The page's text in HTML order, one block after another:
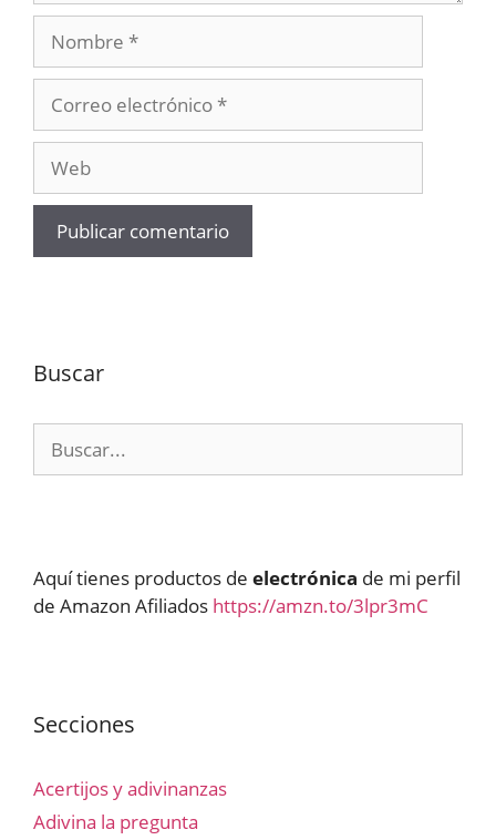
Nombre
electrónico
Buscar
Aquí tienes productos de electrónica de mi perfil
de Amazon Afiliados https://amzn.to/3lpr3mC
Secciones
Acertijos y adivinanzas
Adivina la pregunta